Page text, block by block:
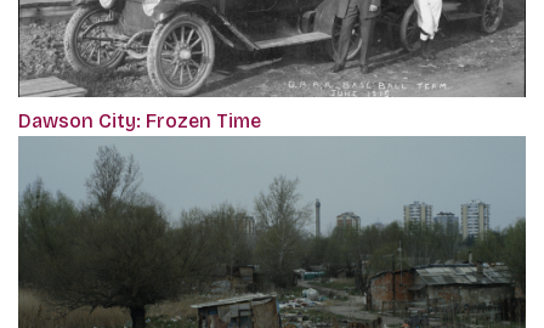
Dawson City: Frozen Time